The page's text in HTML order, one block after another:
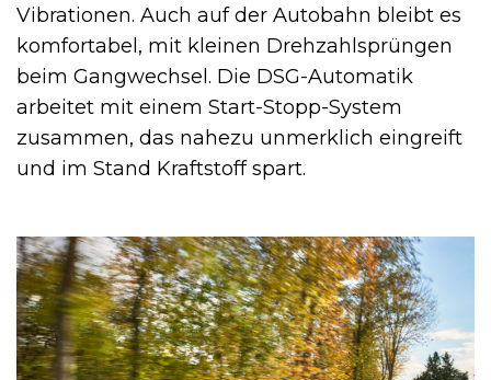
Vibrationen. Auch auf der Autobahn bleibt es
komfortabel, mit kleinen Drehzahlsprüngen
beim Gangwechsel. Die DSG-Automatik
arbeitet mit einem Start-Stopp-System
zusammen, das nahezu unmerklich eingreift
und im Stand Kraftstoff spart.